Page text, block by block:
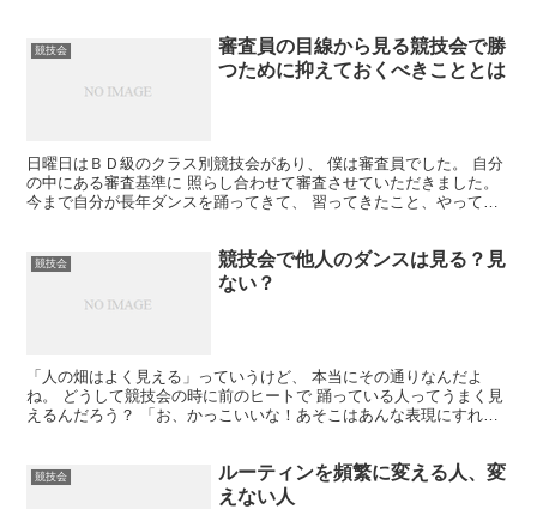
競技会
審査員の目線から見る競技会で勝
つために抑えておくべきこととは
日曜日はＢＤ級のクラス別競技会があり、 僕は審査員でした。 自分
の中にある審査基準に 照らし合わせて審査させていただきました。
今まで自分が長年ダンスを踊ってきて、 習ってきたこと、やってき
競技会
競技会で他人のダンスは見る？見
ない？
「人の畑はよく見える」っていうけど、 本当にその通りなんだよ
ね。 どうして競技会の時に前のヒートで 踊っている人ってうまく見
えるんだろう？ 「お、かっこいいな！あそこはあんな表現にすれば
競技会
ルーティンを頻繁に変える人、変
えない人